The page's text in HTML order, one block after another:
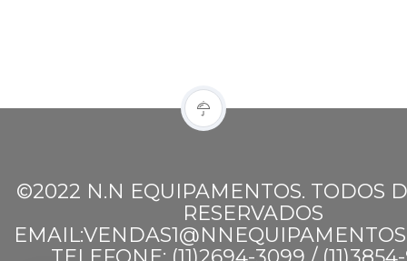
©2022 N.N EQUIPAMENTOS. TODOS
RESERVADOS